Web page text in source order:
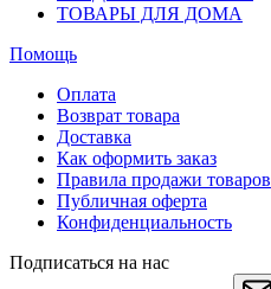
ТОВАРЫ ДЛЯ ДОМА
Помощь
Оплата
Возврат товара
Доставка
Как оформить заказ
Правила продажи товаров
Публичная оферта
Конфиденциальность
Подписаться на нас